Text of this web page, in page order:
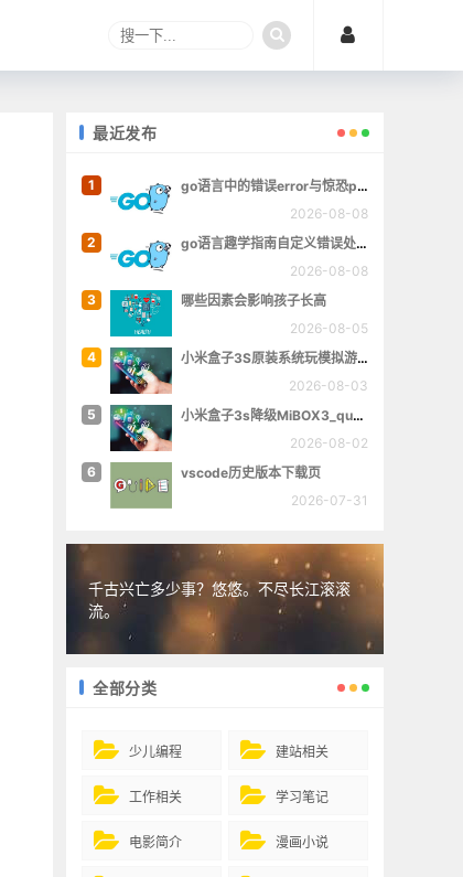
最近发布
1
go语言中的错误error与惊恐panic
2026-08-08
2
go语言趣学指南自定义错误处理章的完整例子
2026-08-08
3
哪些因素会影响孩子长高
2026-08-05
4
小米盒子3S原装系统玩模拟游戏
2026-08-03
5
小米盒子3s降级MiBOX3_queenchristina_r145
2026-08-02
6
vscode历史版本下载页
2026-07-31
千古兴亡多少事？悠悠。不尽长江滚滚
流。
全部分类
少儿编程 建站相关
工作相关 学习笔记
电影简介 漫画小说